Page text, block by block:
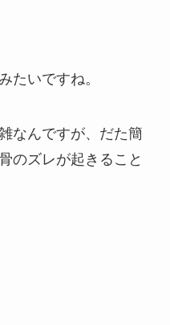
たいですね。
なんですが、だた簡
のズレが起きること